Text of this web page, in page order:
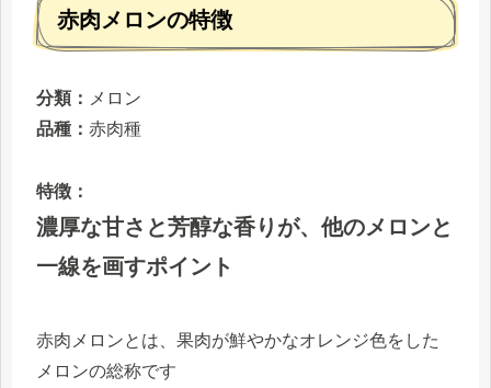
赤肉メロンの特徴
分類： メロン
品種： 赤肉種
特徴：
濃厚な甘さと芳醇な香りが、他のメロンと
一線を画すポイント
赤肉メロンとは、果肉が鮮やかなオレンジ色をした
メロンの総称です